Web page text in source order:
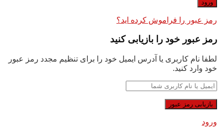
رمز عبور را فراموش کرده اید؟
رمز عبور خود را بازیابی کنید
لطفا نام کاربری یا آدرس ایمیل خود را برای تنظیم مجدد رمز عبور
خود وارد کنید.
ورود